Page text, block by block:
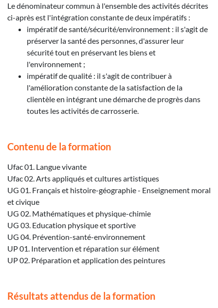
Le dénominateur commun à l'ensemble des activités décrites
ci-après est l'intégration constante de deux impératifs :
impératif de santé/sécurité/environnement : il s'agit de
préserver la santé des personnes, d'assurer leur
sécurité tout en préservant les biens et
l'environnement ;
impératif de qualité : il s'agit de contribuer à
l'amélioration constante de la satisfaction de la
clientèle en intégrant une démarche de progrès dans
toutes les activités de carrosserie.
Contenu de la formation
Ufac 01. Langue vivante
Ufac 02. Arts appliqués et cultures artistiques
UG 01. Français et histoire-géographie - Enseignement moral
et civique
UG 02. Mathématiques et physique-chimie
UG 03. Education physique et sportive
UG 04. Prévention-santé-environnement
UP 01. Intervention et réparation sur élément
UP 02. Préparation et application des peintures
Résultats attendus de la formation